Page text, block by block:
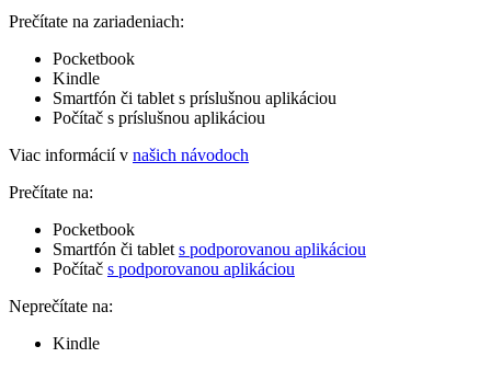
Prečítate na zariadeniach:
Pocketbook
Kindle
Smartfón či tablet s príslušnou aplikáciou
Počítač s príslušnou aplikáciou
Viac informácií v našich návodoch
Prečítate na:
Pocketbook
Smartfón či tablet s podporovanou aplikáciou
Počítač s podporovanou aplikáciou
Neprečítate na:
Kindle